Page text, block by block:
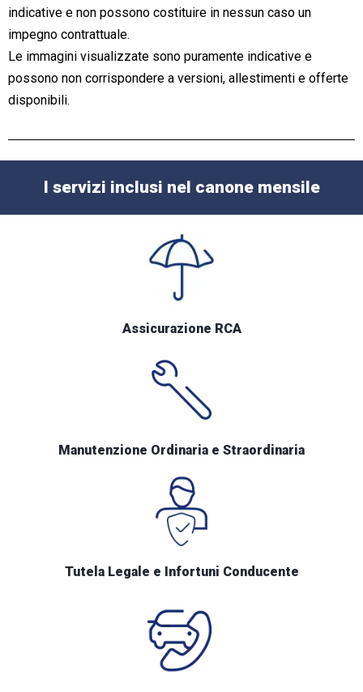
indicative e non possono costituire in nessun caso un
impegno contrattuale.
Le immagini visualizzate sono puramente indicative e
possono non corrispondere a versioni, allestimenti e offerte
disponibili.
I servizi inclusi nel canone mensile
Assicurazione RCA
Manutenzione Ordinaria e Straordinaria
Tutela Legale e Infortuni Conducente